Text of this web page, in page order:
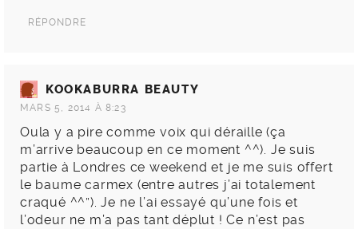
RÉPONDRE
KOOKABURRA BEAUTY
MARS 5, 2014 À 8:23
Oula y a pire comme voix qui déraille (ça
m’arrive beaucoup en ce moment ^^). Je suis
partie à Londres ce weekend et je me suis offert
le baume carmex (entre autres j’ai totalement
craqué ^^”). Je ne l’ai essayé qu’une fois et
l’odeur ne m’a pas tant déplut ! Ce n’est pas